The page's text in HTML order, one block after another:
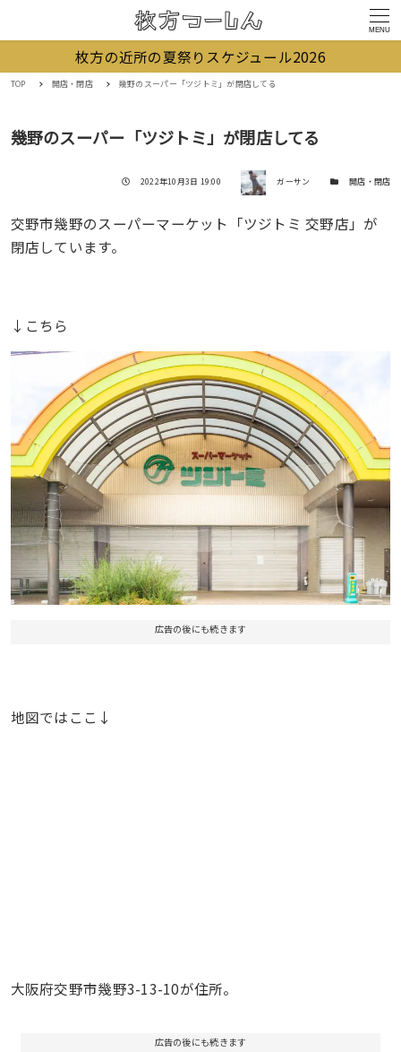
MENU
枚方の近所の夏祭りスケジュール2026
TOP 開店・閉店 幾野のスーパー「ツジトミ」が閉店してる
幾野のスーパー「ツジトミ」が閉店してる
投稿日
2022年10月3日 19:00 著者 ガーサン カテゴリー開店・閉店
交野市幾野のスーパーマーケット「ツジトミ 交野店」が
閉店しています。
↓こちら
広告の後にも続きます
地図ではここ↓
大阪府交野市幾野3-13-10が住所。
広告の後にも続きます